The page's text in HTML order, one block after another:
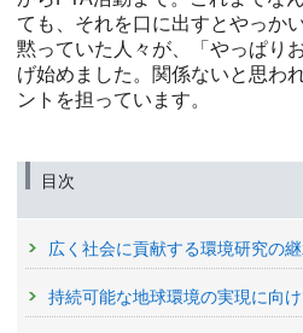
ても、それを口に出すとやっか
黙っていた人々が、「やっぱり
げ始めました。関係ないと思わ
ントを担っています。
目次
広く社会に貢献する環境研究の
持続可能な地球環境の実現に向